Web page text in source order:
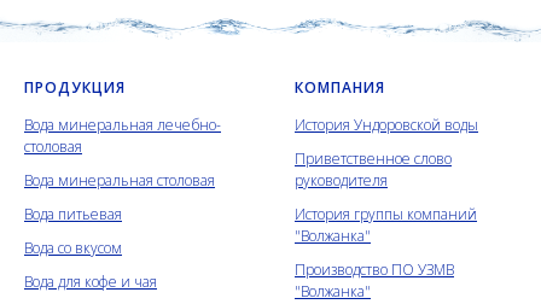
ПРОДУКЦИЯ
Вода минеральная лечебно-
столовая
Вода минеральная столовая
Вода питьевая
Вода со вкусом
Вода для кофе и чая
КОМПАНИЯ
История Ундоровской воды
Приветственное слово
руководителя
История группы компаний
"Волжанка"
Производство ПО УЗМВ
"Волжанка"